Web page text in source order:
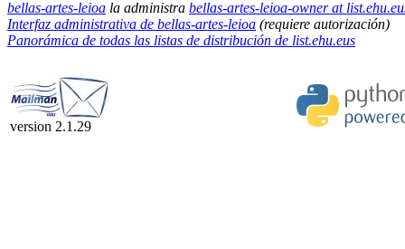
bellas-artes-leioa la administra bellas-artes-leioa-owner at
Interfaz administrativa de bellas-artes-leioa (requiere autorización)
Panorámica de todas las listas de distribución de list.ehu.eus
version 2.1.29